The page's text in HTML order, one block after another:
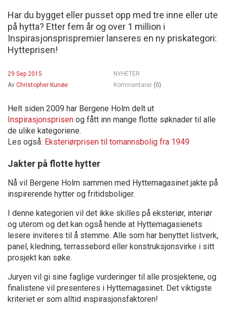
Har du bygget eller pusset opp med tre inne eller ute
på hytta? Etter fem år og over 1 million i
Inspirasjonsprispremier lanseres en ny priskategori:
Hytteprisen!
29 Sep 2015
NYHETER
Av Christopher Kunøe Kommentarer (0)
Helt siden 2009 har Bergene Holm delt ut
Inspirasjonsprisen og fått inn mange flotte søknader til alle
de ulike kategoriene.
Les også: Eksteriørprisen til tomannsbolig fra 1949
Jakter på flotte hytter
Nå vil Bergene Holm sammen med Hyttemagasinet jakte på
inspirerende hytter og fritidsboliger.
I denne kategorien vil det ikke skilles på eksteriør, interiør
og uterom og det kan også hende at Hyttemagasienets
lesere inviteres til å stemme. Alle som har benyttet listverk,
panel, kledning, terrassebord eller konstruksjonsvirke i sitt
prosjekt kan søke.
Juryen vil gi sine faglige vurderinger til alle prosjektene, og
finalistene vil presenteres i Hyttemagasinet. Det viktigste
kriteriet er som alltid inspirasjonsfaktoren!